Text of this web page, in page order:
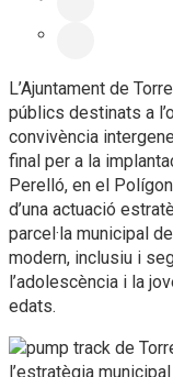
L’Ajuntament de
públics destinats a
convivència
final per a la
Perelló, en el
d’una actuació
parcel·la municipal
modern, inclusiu i
l’adolescència i la
edats.
l’estratègia